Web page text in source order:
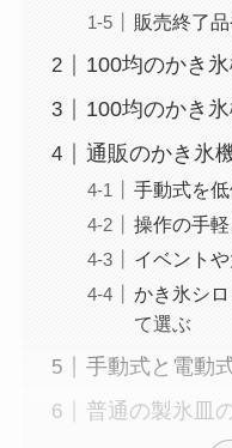
販売終了
100均のかき
100均のかき
通販のかき氷
手動式を
操作の手
イベント
かき氷シ
て選ぶ
手動式と電動
普通の製氷皿